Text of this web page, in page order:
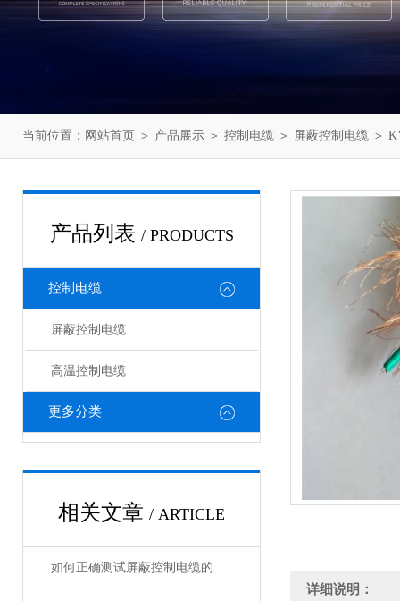
当前位置： 网站首页 ＞ 产品展示 ＞ 控制电缆 ＞ 屏蔽控制电缆 ＞
产品列表 / PRODUCTS
控制电缆
屏蔽控制电缆
高温控制电缆
更多分类
相关文章 / ARTICLE
如何正确测试屏蔽控制电缆的性能和质量？
详细说明：